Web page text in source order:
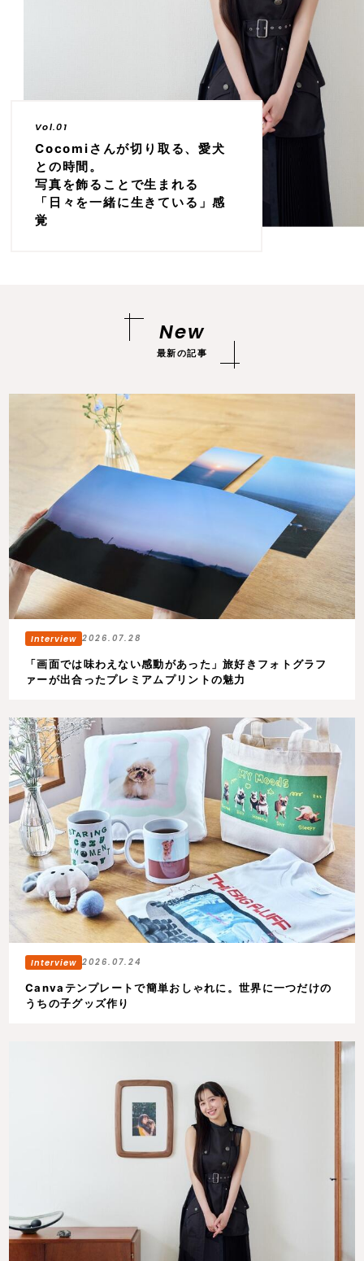
Vol.01
Cocomiさんが切り取る、愛犬
との時間。
写真を飾ることで生まれる
「日々を一緒に生きている」感
覚
New
最新の記事
2026.07.28
「画面では味わえない感動があった」旅好きフォトグラフ
ァーが出合ったプレミアムプリントの魅力
2026.07.24
Canvaテンプレートで簡単おしゃれに。世界に一つだけの
うちの子グッズ作り